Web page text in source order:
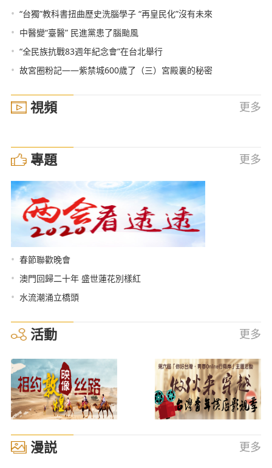
• “台獨”教科書扭曲歷史洗腦學子 “再皇民化”沒有未來
• 中醫變“臺醫” 民進黨患了腦颱風
• “全民族抗戰83週年紀念會”在台北舉行
• 故宮圈粉記——紫禁城600歲了（三）宮殿裏的秘密
視頻 更多
專題 更多
• 春節聯歡晚會
• 澳門回歸二十年 盛世蓮花別樣紅
• 水流潮涌立橋頭
活動 更多
漫説 更多